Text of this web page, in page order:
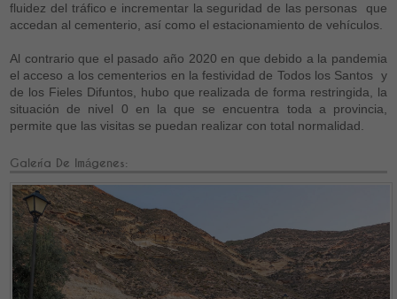
fluidez del tráfico e incrementar la seguridad de las personas que
accedan al cementerio, así como el estacionamiento de vehículos.
Al contrario que el pasado año 2020 en que debido a la pandemia
el acceso a los cementerios en la festividad de Todos los Santos y
de los Fieles Difuntos, hubo que realizada de forma restringida, la
situación de nivel 0 en la que se encuentra toda a provincia,
permite que las visitas se puedan realizar con total normalidad.
Galería De Imágenes: